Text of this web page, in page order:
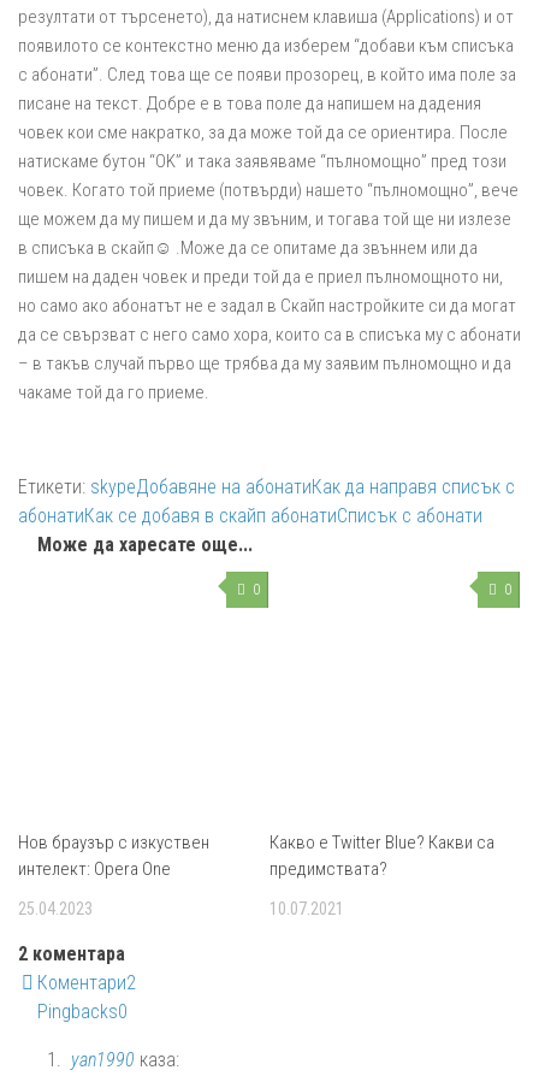
резултати от търсенето), да натиснем клавиша (Applications) и от
появилото се контекстно меню да изберем “добави към списъка
с абонати”. След това ще се появи прозорец, в който има поле за
писане на текст. Добре е в това поле да напишем на дадения
човек кои сме накратко, за да може той да се ориентира. После
натискаме бутон “OK” и така заявяваме “пълномощно” пред този
човек. Когато той приеме (потвърди) нашето “пълномощно”, вече
ще можем да му пишем и да му звъним, и тогава той ще ни излезе
в списъка в скайп☺ .Може да се опитаме да звъннем или да
пишем на даден човек и преди той да е приел пълномощното ни,
но само ако абонатът не е задал в Скайп настройките си да могат
да се свързват с него само хора, които са в списъка му с абонати
– в такъв случай първо ще трябва да му заявим пълномощно и да
чакаме той да го приеме.
Етикети: skypeДобавяне на абонатиКак да направя списък с
абонатиКак се добавя в скайп абонатиСписък с абонати
Може да харесате още...
0
Нов браузър с изкуствен
интелект: Opera One
25.04.2023
0
Какво е Twitter Blue? Какви са
предимствата?
10.07.2021
2 коментара
Коментари2
Pingbacks0
yan1990 каза: